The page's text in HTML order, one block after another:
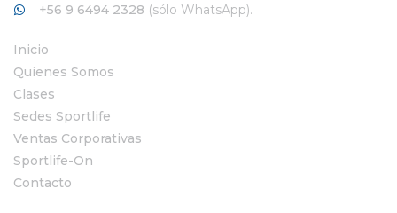
+56 9 6494 2328 (sólo WhatsApp).
Inicio
Quienes Somos
Clases
Sedes Sportlife
Ventas Corporativas
Sportlife-On
Contacto